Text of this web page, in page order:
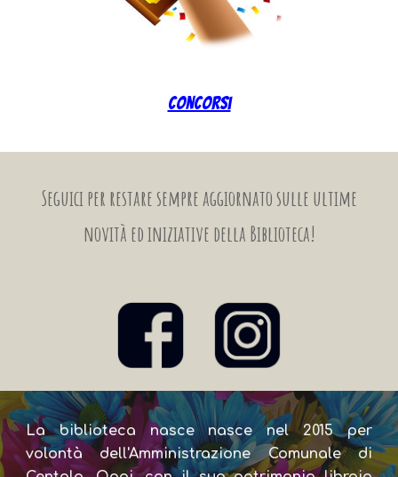
Concorsi
Seguici per restare sempre aggiornato sulle ultime
novità ed iniziative della Biblioteca!
La biblioteca nasce nasce nel 2015 per
volontà dell'Amministrazione Comunale di